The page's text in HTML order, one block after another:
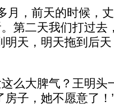
，前天的时候，丈
第二天我们打过去
明天，明天拖到后
大脾气？王明头
房子，她不愿意了！